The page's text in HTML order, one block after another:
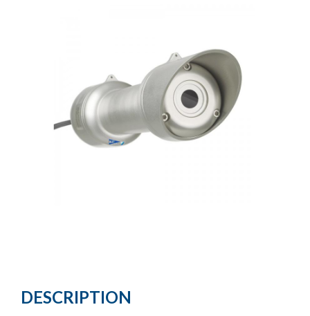
DESCRIPTION